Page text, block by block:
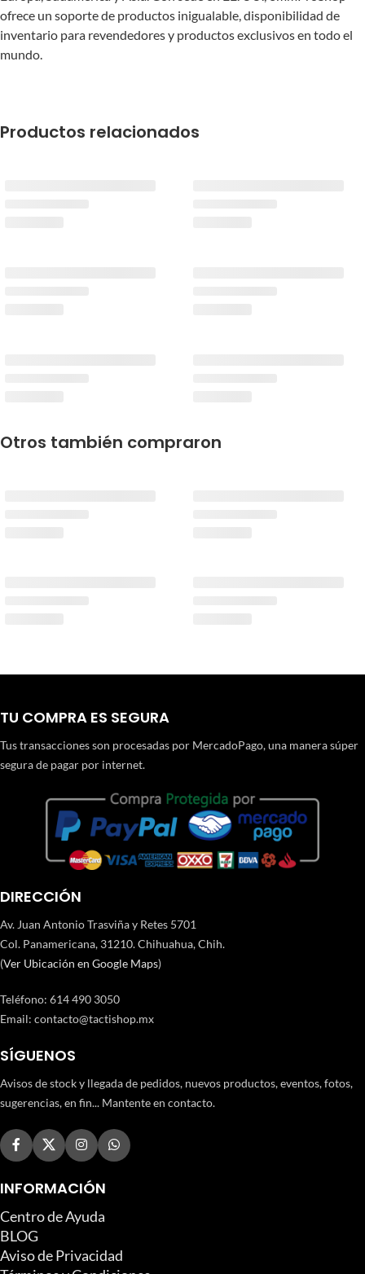
ofrece un soporte de productos inigualable, disponibilidad de
inventario para revendedores y productos exclusivos en todo el
mundo.
Productos relacionados
Otros también compraron
TU COMPRA ES SEGURA
Tus transacciones son procesadas por MercadoPago, una manera súper
segura de pagar por internet.
DIRECCIÓN
Av. Juan Antonio Trasviña y Retes 5701
Col. Panamericana, 31210. Chihuahua, Chih.
(Ver Ubicación en Google Maps)
Teléfono: 614 490 3050
Email: contacto@tactishop.mx
SÍGUENOS
Avisos de stock y llegada de pedidos, nuevos productos, eventos, fotos,
sugerencias, en fin... Mantente en contacto.
INFORMACIÓN
Centro de Ayuda
BLOG
Aviso de Privacidad